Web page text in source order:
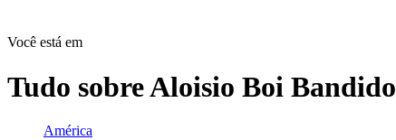
Você está em
Tudo sobreAloisio Boi Bandido
América